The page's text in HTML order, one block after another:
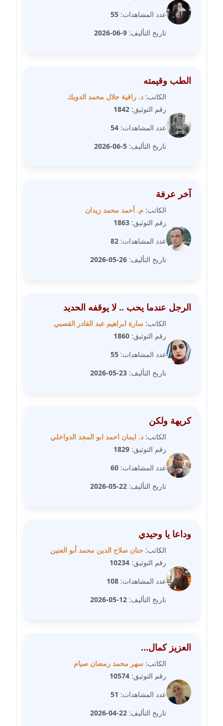
مدونة شيماء حسني
مدونة شيماء عصام
عاملة
مدونة شيماء عمارة
عاملة
مدونة صفا غنيم
عاملة
عاملة
مدونة طارق المسيري
عاملة
مدونة طلبة رضوان
متوفي
مدونة طه ابوزيد
مدونة طه عبد الوهاب
عاملة
مدونة عاصم عرابي
عاملة
مدونة عبد الحميد ابراهيم
مدونة عبد الرحمن محمد
عاملة
مدونة عبد الكريم موسى
عاملة
مدونة عبد الوهاب بدر
عاملة
مدونة عبير سعد
مدونة عبير عبد الرحيم (ماعت)
عدد المشاهدات: 55
تاريخ التأليف: 9-06-2026
الطب وقيمته
الكاتب: د. راقية جلال محمد الدويك
رقم التوثيق: 1842
عدد المشاهدات: 54
تاريخ التأليف: 5-06-2026
آخر عرفة
الكاتب: م. أحمد محمد زيدان
رقم التوثيق: 1863
عدد المشاهدات: 82
تاريخ التأليف: 26-05-2026
الرجل عندما يحب .. لا يوقفه الحديد
الكاتب: سارة ابراهيم عبد القادر القصبي
رقم التوثيق: 1860
عدد المشاهدات: 55
تاريخ التأليف: 23-05-2026
كريهة ولكن
الكاتب: د. ايمان احمد ابو المجد الدواخلي
رقم التوثيق: 1829
عدد المشاهدات: 60
تاريخ التأليف: 22-05-2026
وداعا يا وحيدي
الكاتب: حنان صلاح الدين محمد أبو العنين
رقم التوثيق: 10234
عدد المشاهدات: 108
تاريخ التأليف: 12-05-2026
العزيز كمال…
الكاتب: سهر محمد رمضان صيام
رقم التوثيق: 10574
عدد المشاهدات: 51
تاريخ التأليف: 22-04-2026